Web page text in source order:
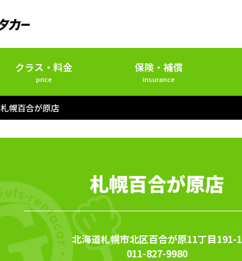
クラス・料金
price
保険・補償
insurance
札幌百合が原店
札幌百合が原店
北海道札幌市北区百合が原11丁目191-1
011-827-9980